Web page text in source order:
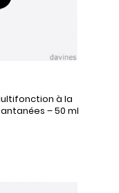
à la
– 50 ml